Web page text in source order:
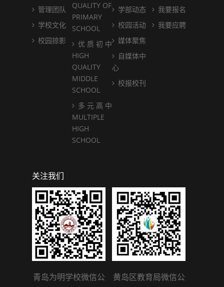
管理团队
学校文化
校园掠影
QUALITY OF
PRIMARY
SCHOOL
优 质 初 中
HIGH
QUALITY
MIDDLE
SCHOOL
多 元 高 中
MULTIPLE
HIGH
SCHOOL
学部动态
校园活动
媒体聚焦
自媒体中
心
校报校刊
我要报名
我要应聘
关注我们
青岛为明学校微信公
黄岛区教育局微信公